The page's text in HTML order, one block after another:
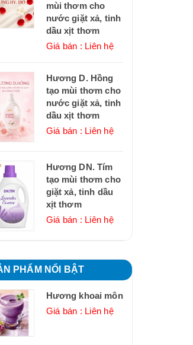
mùi thơm cho
nước giặt xả, tinh
dầu xịt thơm
Giá bán : Liên hệ
Hương D. Hồng
tạo mùi thơm cho
nước giặt xả, tinh
dầu xịt thơm
Giá bán : Liên hệ
Hương DN. Tím
tạo mùi thơm cho
giặt xả, tinh dầu
xịt thơm
Giá bán : Liên hệ
PHẨM NỔI BẬT
Hương khoai môn
Giá bán : Liên hệ